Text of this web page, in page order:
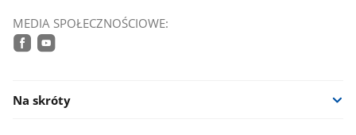
MEDIA SPOŁECZNOŚCIOWE:
Na skróty